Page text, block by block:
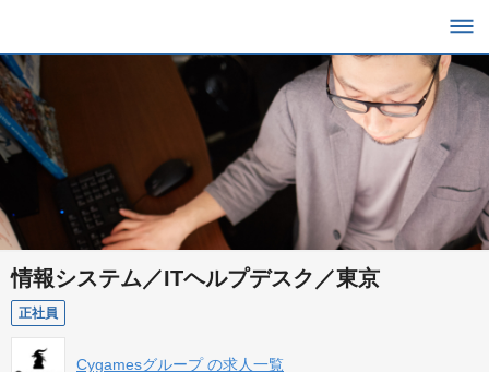
情報システム／ITヘルプデスク／東京
正社員
Cygamesグループ の求人一覧